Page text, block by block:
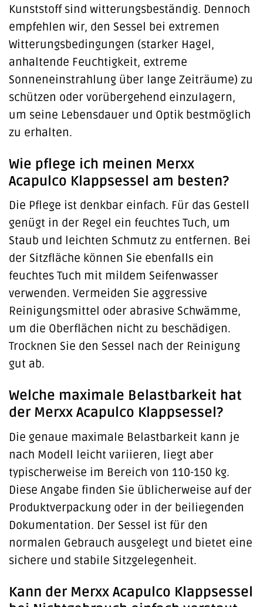
Kunststoff sind witterungsbeständig. Dennoch
empfehlen wir, den Sessel bei extremen
Witterungsbedingungen (starker Hagel,
anhaltende Feuchtigkeit, extreme
Sonneneinstrahlung über lange Zeiträume) zu
schützen oder vorübergehend einzulagern,
um seine Lebensdauer und Optik bestmöglich
zu erhalten.
Wie pflege ich meinen Merxx
Acapulco Klappsessel am besten?
Die Pflege ist denkbar einfach. Für das Gestell
genügt in der Regel ein feuchtes Tuch, um
Staub und leichten Schmutz zu entfernen. Bei
der Sitzfläche können Sie ebenfalls ein
feuchtes Tuch mit mildem Seifenwasser
verwenden. Vermeiden Sie aggressive
Reinigungsmittel oder abrasive Schwämme,
um die Oberflächen nicht zu beschädigen.
Trocknen Sie den Sessel nach der Reinigung
gut ab.
Welche maximale Belastbarkeit hat
der Merxx Acapulco Klappsessel?
Die genaue maximale Belastbarkeit kann je
nach Modell leicht variieren, liegt aber
typischerweise im Bereich von 110-150 kg.
Diese Angabe finden Sie üblicherweise auf der
Produktverpackung oder in der beiliegenden
Dokumentation. Der Sessel ist für den
normalen Gebrauch ausgelegt und bietet eine
sichere und stabile Sitzgelegenheit.
Kann der Merxx Acapulco Klappsessel